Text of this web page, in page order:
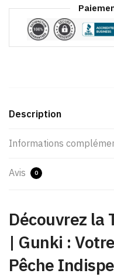
Description
Informations
Avis 0
Découvrez la
| Gunki :
Pêche